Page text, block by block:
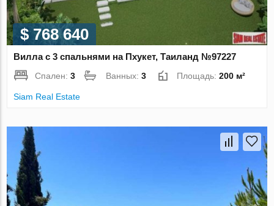
$ 768 640
Вилла с 3 спальнями на Пхукет, Таиланд №97227
Спален:3 Ванных:3 Площадь:200 м²
Siam Real Estate